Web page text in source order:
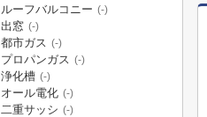
ルーフバルコニー (-)
出窓 (-)
都市ガス (-)
プロパンガス (-)
浄化槽 (-)
オール電化 (-)
二重サッシ (-)